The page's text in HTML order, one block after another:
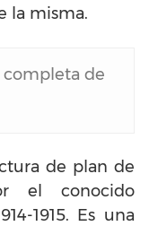
la misma.
de
de plan de
el conocido
1915. Es una